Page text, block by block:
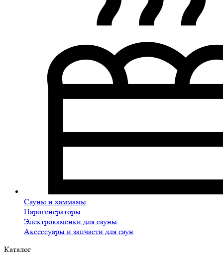
Сауны и хаммамы
Парогенераторы
Электрокаменки для сауны
Аксессуары и запчасти для саун
Каталог